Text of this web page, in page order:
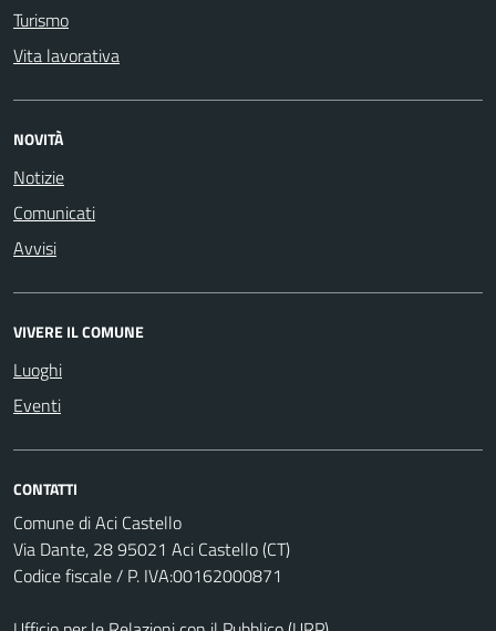
Turismo
Vita lavorativa
NOVITÀ
Notizie
Comunicati
Avvisi
VIVERE IL COMUNE
Luoghi
Eventi
CONTATTI
Comune di Aci Castello
Via Dante, 28 95021 Aci Castello (CT)
Codice fiscale / P. IVA:00162000871